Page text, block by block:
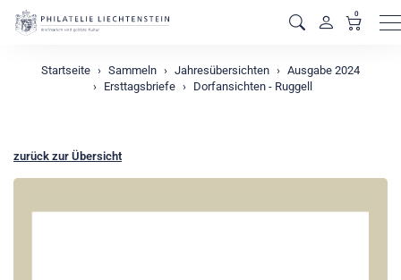
0
Startseite Sammeln Jahresübersichten
Ausgabe 2024
Ersttagsbriefe
Dorfansichten - Ruggell
zurück zur Übersicht